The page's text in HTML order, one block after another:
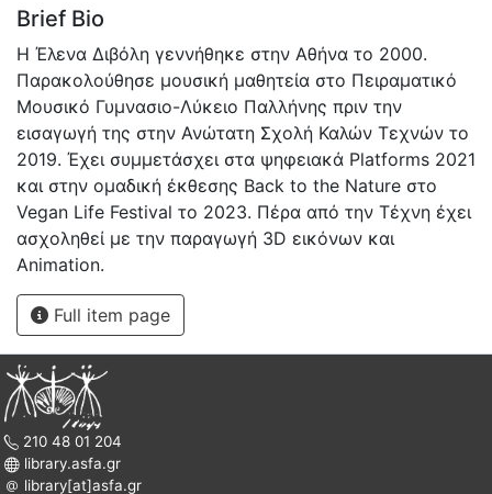
Brief Bio
H Έλενα Διβόλη γεννήθηκε στην Αθήνα το 2000.
Παρακολούθησε μουσική μαθητεία στο Πειραματικό
Μουσικό Γυμνασιο-Λύκειο Παλλήνης πριν την
εισαγωγή της στην Ανώτατη Σχολή Καλών Τεχνών το
2019. Έχει συμμετάσχει στα ψηφειακά Platforms 2021
και στην ομαδική έκθεσης Back to the Nature στο
Vegan Life Festival το 2023. Πέρα από την Τέχνη έχει
ασχοληθεί με την παραγωγή 3D εικόνων και
Animation.
Full item page
210 48 01 204
library.asfa.gr
library[at]asfa.gr